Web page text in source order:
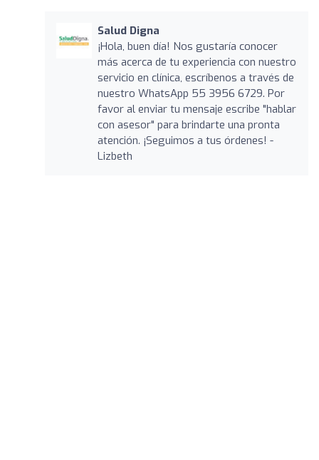
Salud Digna
¡Hola, buen día! Nos gustaría conocer
más acerca de tu experiencia con nuestro
servicio en clínica, escríbenos a través de
nuestro WhatsApp 55 3956 6729. Por
favor al enviar tu mensaje escribe "hablar
con asesor" para brindarte una pronta
atención. ¡Seguimos a tus órdenes! -
Lizbeth